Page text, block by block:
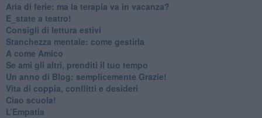
​Aria di ferie: ma la terapia va in vacanza?
​E_state a teatro!
​Consigli di lettura estivi
​Stanchezza mentale: come gestirla
​A come Amico
​Se ami gli altri, prenditi il tuo tempo
​Un anno di Blog: semplicemente Grazie!
​Vita di coppia, conflitti e desideri
​Ciao scuola!
​L’Empatia